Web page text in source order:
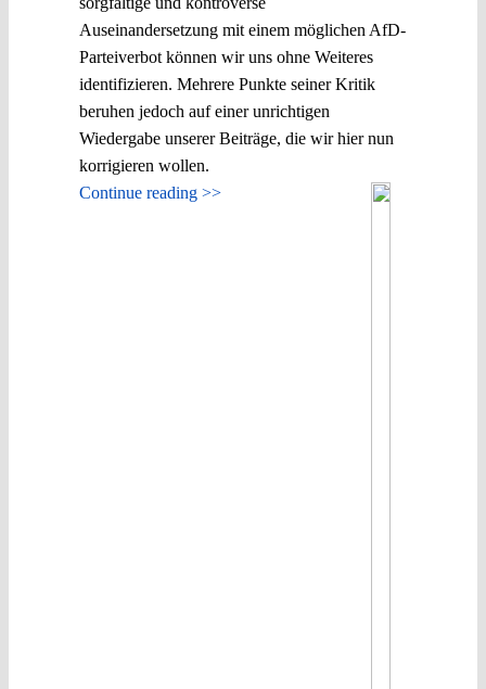
Auseinandersetzung mit einem möglichen AfD-
Parteiverbot können wir uns ohne Weiteres
identifizieren. Mehrere Punkte seiner Kritik
beruhen jedoch auf einer unrichtigen
Wiedergabe unserer Beiträge, die wir hier nun
korrigieren wollen.
Continue reading >>